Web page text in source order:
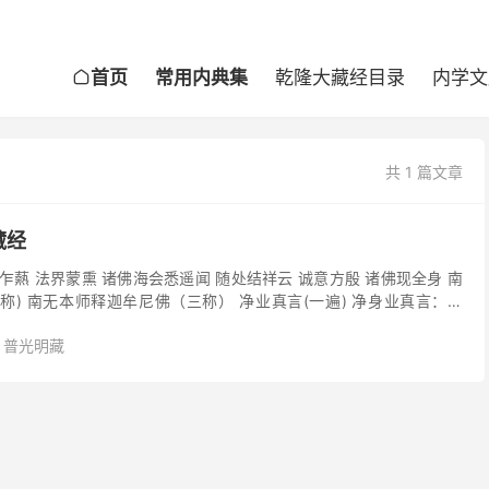
首页 常用内典集 乾隆大藏经目录 内学
共 1 篇文章
经
爇 法界蒙熏 诸佛海会悉遥闻 随处结祥云 诚意方殷 诸佛现全身 南
) 南无本师释迦牟尼佛（三称） 净业真言(一遍) 净身业真言：唵
普光明藏